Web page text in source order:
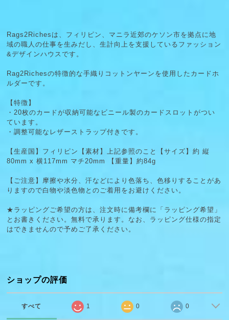
Rags2Richesは、フィリピン、マニラ近郊のケソン市を拠点に地
域の職人の仕事を生みだし、生計向上を支援しているファッション
&デザインハウスです。
Rag2Richesの特徴的な手織りコットンヤーンを使用したカードホ
ルダーです。
【特徴】
・20枚のカードが収納可能なビニール製のカードスロットがつい
ています。
・調整可能なレザーストラップ付きです。
【生産国】フィリピン【素材】上記参照のこと【サイズ】約 縦
80mm x 横117mm マチ20mm 【重量】約84g
【ご注意】摩擦や水分、汗などにより色落ち、色移りすることがあ
りますので白物や淡色物とのご着用をお避けください。
★ラッピングご希望の方は、注文時に備考欄に「ラッピング希望」
とお書きください。無料で承ります。なお、ラッピング仕様の指定
はできませんので予めご了承ください。
ショップの評価
すべて 1 0 0